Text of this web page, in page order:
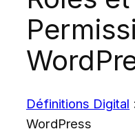
Définitions Digital
WordPress